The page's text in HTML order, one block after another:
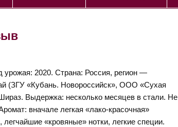
урожая: 2020. Страна: Россия, регион —
(ЗГУ «Кубань. Новороссийск», ООО «Сухая
Выдержка: несколько месяцев в стали. Не
вначале легкая «лако-красочная»
«кровяные» нотки, легкие специи.